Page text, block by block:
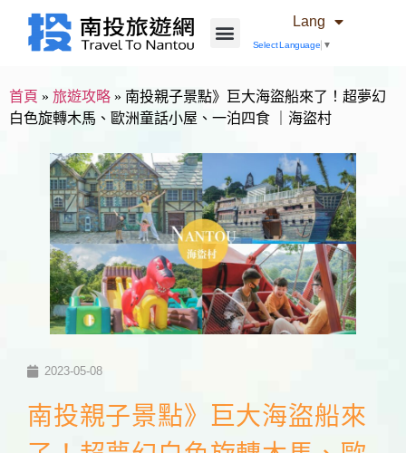
Lang
Select Language ▼
首頁 » 旅遊攻略 » 南投親子景點》巨大海盜船來了！超夢幻
白色旋轉木馬、歐洲童話小屋、一泊四食 ｜海盜村
2023-05-08
南投親子景點》巨大海盜船來